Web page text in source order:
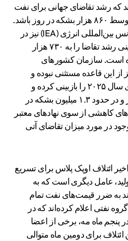
که رشد تقاضای جهانی برای نفت
در سال ۲۰۲۵ به طور متوسط ۸۶۰ هزار بشکه در روز باشد.
این در حالی است که آژانس بین‌المللی انرژی (IEA) نیز در
گزارش اخیر خود، پیش‌بینی رشد تقاضا را به ۷۳۰ هزار
است. سازمان کشورهای
از این قاعده مستثنی نبوده و
پیش‌بینی رشد تقاضا برای سال ۲۰۲۵ را بازبینی کرده و
اکنون انتظار رشدی کمتر و در حدود ۱.۳ میلیون بشکه در
کاهشی از سوی نهادهای معتبر
در مورد میزان تقاضای آتی
ائتلاف اوپک پلاس برای تسریع
عامل دیگری است که به
به ضرر قیمت‌های نفت تمام
نفتی اعلام کرده‌اند که در
ماه مه، برخی از اعضا
ائتلاف برای دومین ماه متوالی